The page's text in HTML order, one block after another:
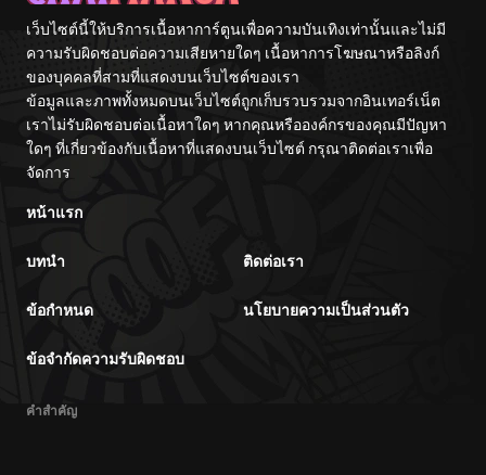
เว็บไซต์นี้ให้บริการเนื้อหาการ์ตูนเพื่อความบันเทิงเท่านั้นและไม่มี
ความรับผิดชอบต่อความเสียหายใดๆ เนื้อหาการโฆษณาหรือลิงก์
ของบุคคลที่สามที่แสดงบนเว็บไซต์ของเรา
ข้อมูลและภาพทั้งหมดบนเว็บไซต์ถูกเก็บรวบรวมจากอินเทอร์เน็ต
เราไม่รับผิดชอบต่อเนื้อหาใดๆ หากคุณหรือองค์กรของคุณมีปัญหา
ใดๆ ที่เกี่ยวข้องกับเนื้อหาที่แสดงบนเว็บไซต์ กรุณาติดต่อเราเพื่อ
จัดการ
หน้าแรก
บทนำ ติดต่อเรา
ข้อกำหนด นโยบายความเป็นส่วนตัว
ข้อจำกัดความรับผิดชอบ
คำสำคัญ